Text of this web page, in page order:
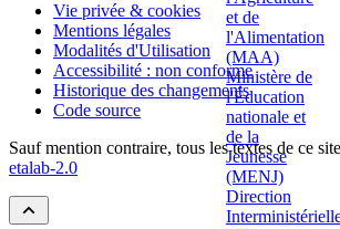
Vie privée & cookies
Mentions légales
Modalités d'Utilisation
Accessibilité : non conforme
Historique des changements
Code source
Sauf mention contraire, tous les textes de ce
etalab-2.0